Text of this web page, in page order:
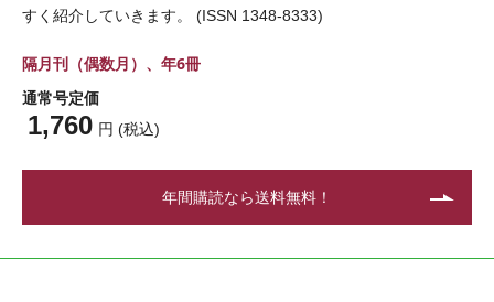
すく紹介していきます。 (ISSN 1348-8333)
隔月刊（偶数月）、年6冊
通常号定価
1,760 円 (税込)
年間購読なら送料無料！